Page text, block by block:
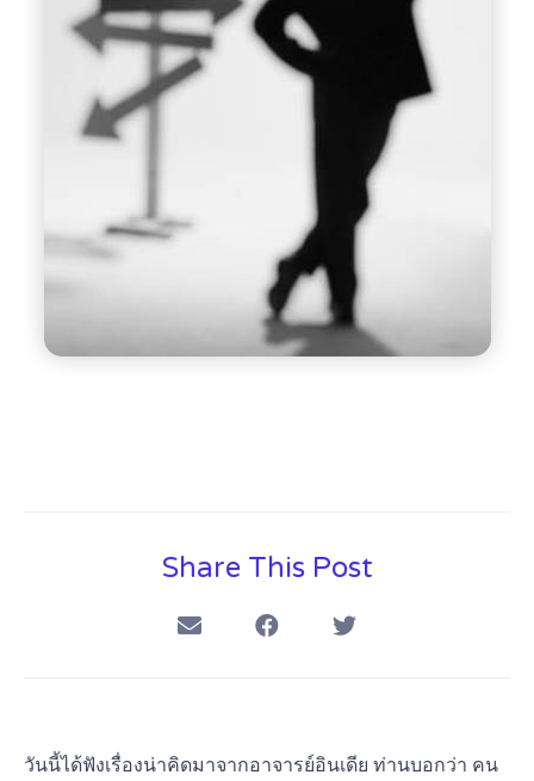
Share This Post
วันนี้ได้ฟังเรื่องน่าคิดมาจากอาจารย์อินเดีย ท่านบอกว่า คน